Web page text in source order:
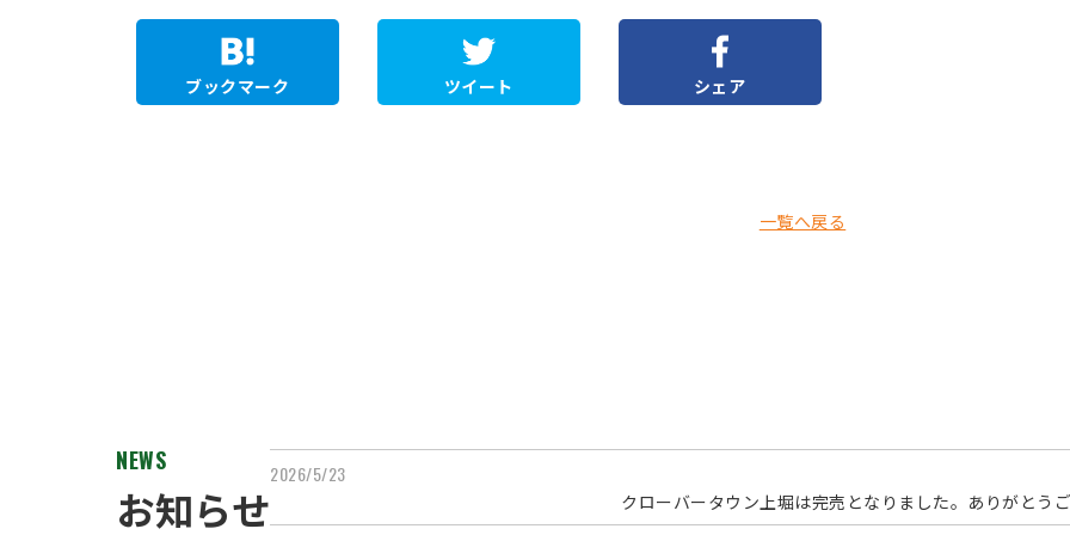
ブックマーク ツイート シェア
一覧へ戻る
NEWS
お知らせ
2026/5/23
クローバータウン上堀は完売となりました。ありがとうご